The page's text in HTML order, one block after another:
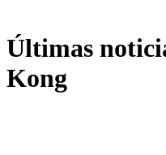
Últimas
Kong